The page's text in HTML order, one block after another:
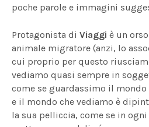
poche parole e immagini
Protagonista di Viaggi è un
animale migratore (anzi, lo
cui proprio per questo
vediamo quasi sempre in
come se guardassimo il
e il mondo che vediamo è
la sua pelliccia, come se in ogni